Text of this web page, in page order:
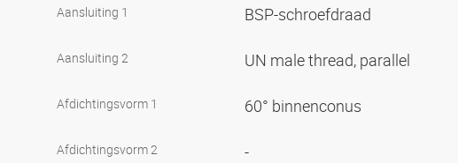
Aansluiting 1 BSP-schroefdraad
Aansluiting 2 UN male thread, parallel
Afdichtingsvorm 1 60° binnenconus
Afdichtingsvorm 2 -